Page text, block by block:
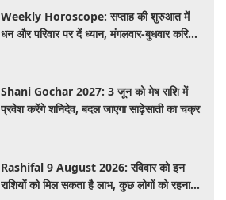
Weekly Horoscope: सप्ताह की शुरुआत में
धन और परिवार पर दें ध्यान, मंगलवार-बुधवार करियर
Shani Gochar 2027: 3 जून को मेष राशि में
प्रवेश करेंगे शनिदेव, बदल जाएगा साढ़ेसाती का चक्र
Rashifal 9 August 2026: रविवार को इन
राशियों को मिल सकता है लाभ, कुछ लोगों को रहना